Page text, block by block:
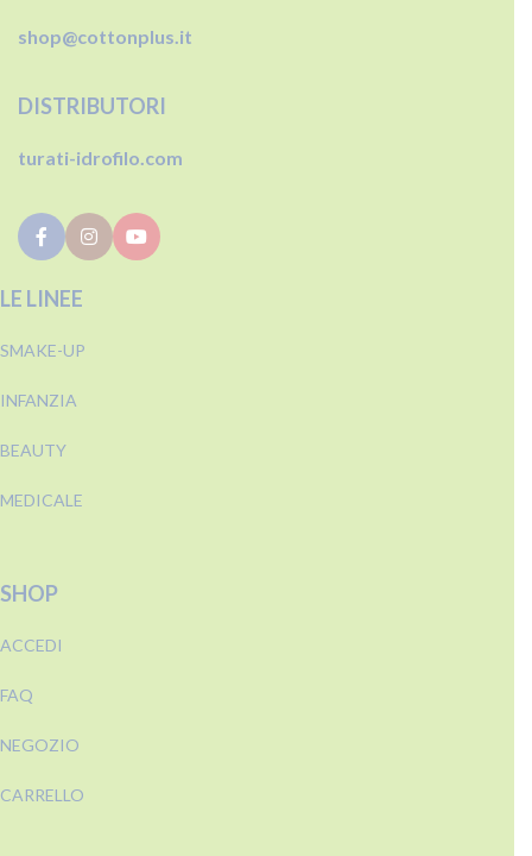
shop@cottonplus.it
DISTRIBUTORI
turati-idrofilo.com
LE LINEE
SMAKE-UP
INFANZIA
BEAUTY
MEDICALE
SHOP
ACCEDI
FAQ
NEGOZIO
CARRELLO